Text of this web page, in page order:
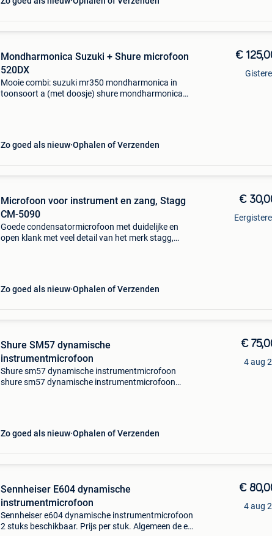
Mondharmonica Suzuki + Shure microfoon
520DX
Mooie combi: suzuki mr350 mondharmonica in
toonsoort a (met doosje) shure mondharmonica
Zo goed als nieuw Ophalen of Verzenden
€
Microfoon voor instrument en zang, Stagg
CM-5090
Goede condensatormicrofoon met duidelijke en
open klank met veel detail van het merk stagg,
Zo goed als nieuw Ophalen of Verzenden
€
Shure SM57 dynamische
instrumentmicrofoon
Shure sm57 dynamische instrumentmicrofoon
shure sm57 dynamische instrumentmicrofoon
Zo goed als nieuw Ophalen of Verzenden
€
4 aug
Sennheiser E604 dynamische
instrumentmicrofoon
Sennheiser e604 dynamische instrumentmicrofoon
2 stuks beschikbaar. Prijs per stuk. Algemeen de e
€
4 aug